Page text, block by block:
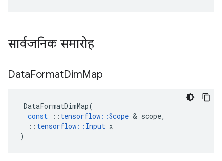
सार्वजनिक समारोह
DataFormatDimMap
DataFormatDimMap(
const
:: tensorflow ::Scope & scope,
:: tensorflow :: Input x
)